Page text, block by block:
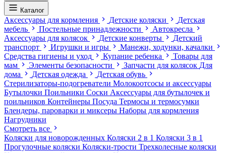
Каталог
Аксессуары для кормления Детские коляски
Детская
мебель
Постельные принадлежности
Автокресла
Аксессуары для колясок
Детские конверты
Детский
транспорт
Игрушки и игры
Манежи, ходунки, качалки
Средства гигиены и уход
Купание ребенка
Товары для
мам
Элементы безопасности Запчасти для колясок Для
дома
Детская одежда
Детская обувь
Стерилизаторы-подогреватели Молокоотсосы и аксессуары
Бутылочки Поильники Соски Аксессуары для бутылочек и
поильников Контейнеры Посуда Термосы и термосумки
Блендеры, пароварки и миксеры Наборы для кормления
Нагрудники
Смотреть все
Коляски для новорожденных Коляски 2 в 1 Коляски 3 в 1
Прогулочные коляски Коляски-трости Трехколесные коляски